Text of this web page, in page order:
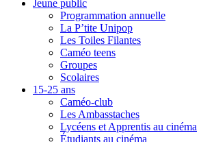
Jeune public
Programmation annuelle
La P’tite Unipop
Les Toiles Filantes
Caméo teens
Groupes
Scolaires
15-25 ans
Caméo-club
Les Ambasstaches
Lycéens et Apprentis au cinéma
Étudiants au cinéma